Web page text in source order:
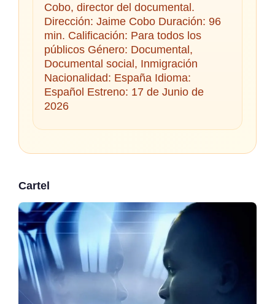
Cobo, director del documental.
Dirección: Jaime Cobo Duración: 96
min. Calificación: Para todos los
públicos Género: Documental,
Documental social, Inmigración
Nacionalidad: España Idioma:
Español Estreno: 17 de Junio de
2026
Cartel